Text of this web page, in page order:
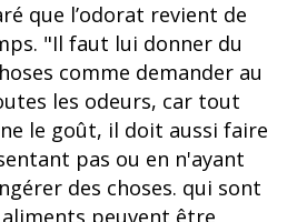
que l’odorat revient de
"Il faut lui donner du
comme demander au
les odeurs, car tout
le goût, il doit aussi faire
pas ou en n'ayant
des choses. qui sont
peuvent être